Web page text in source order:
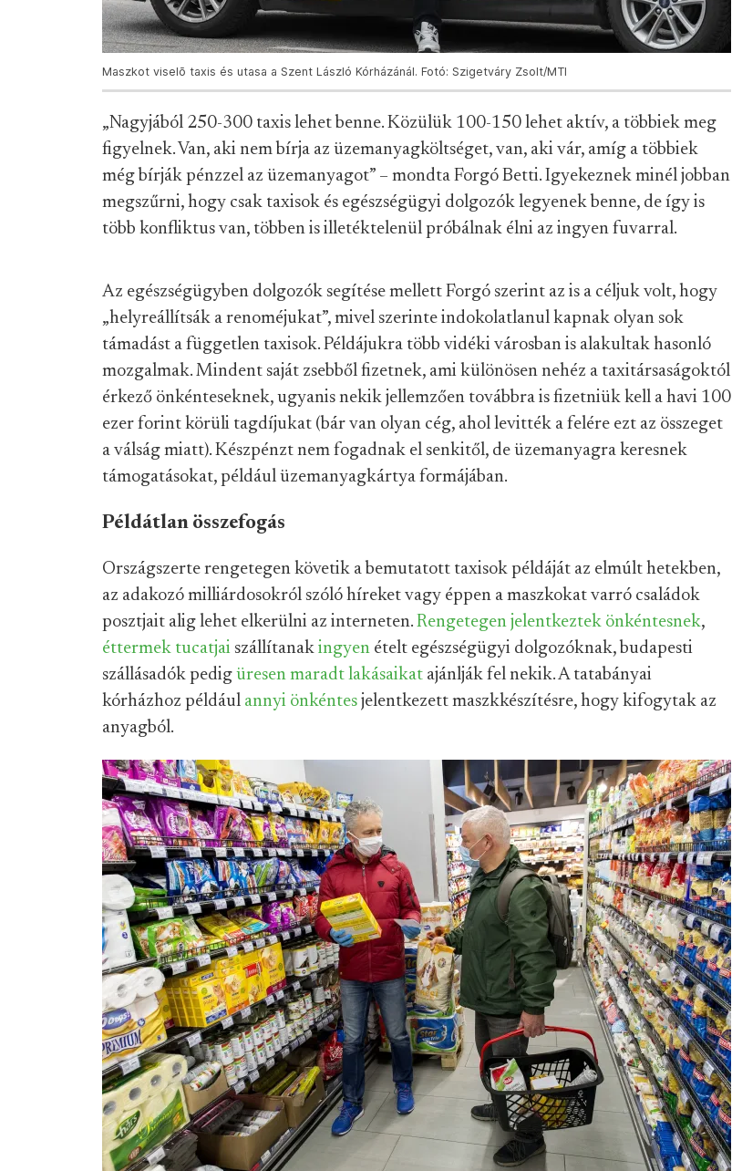
Maszkot viselõ taxis és utasa a Szent László Kórházánál. Fotó: Szigetváry Zsolt/MTI
„Nagyjából 250-300 taxis lehet benne. Közülük 100-150 lehet aktív, a többiek meg
figyelnek. Van, aki nem bírja az üzemanyagköltséget, van, aki vár, amíg a többiek
még bírják pénzzel az üzemanyagot” – mondta Forgó Betti. Igyekeznek minél jobban
megszűrni, hogy csak taxisok és egészségügyi dolgozók legyenek benne, de így is
több konfliktus van, többen is illetéktelenül próbálnak élni az ingyen fuvarral.
Az egészségügyben dolgozók segítése mellett Forgó szerint az is a céljuk volt, hogy
„helyreállítsák a renoméjukat”, mivel szerinte indokolatlanul kapnak olyan sok
támadást a független taxisok. Példájukra több vidéki városban is alakultak hasonló
mozgalmak. Mindent saját zsebből fizetnek, ami különösen nehéz a taxitársaságoktól
érkező önkénteseknek, ugyanis nekik jellemzően továbbra is fizetniük kell a havi 100
ezer forint körüli tagdíjukat (bár van olyan cég, ahol levitték a felére ezt az összeget
a válság miatt). Készpénzt nem fogadnak el senkitől, de üzemanyagra keresnek
támogatásokat, például üzemanyagkártya formájában.
Példátlan összefogás
Országszerte rengetegen követik a bemutatott taxisok példáját az elmúlt hetekben,
az adakozó milliárdosokról szóló híreket vagy éppen a maszkokat varró családok
posztjait alig lehet elkerülni az interneten. Rengetegen jelentkeztek önkéntesnek,
éttermek tucatjai szállítanak ingyen ételt egészségügyi dolgozóknak, budapesti
szállásadók pedig üresen maradt lakásaikat ajánlják fel nekik. A tatabányai
kórházhoz például annyi önkéntes jelentkezett maszkkészítésre, hogy kifogytak az
anyagból.